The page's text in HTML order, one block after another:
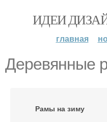
ИДЕИ
главная
Деревянные
Рамы на зиму